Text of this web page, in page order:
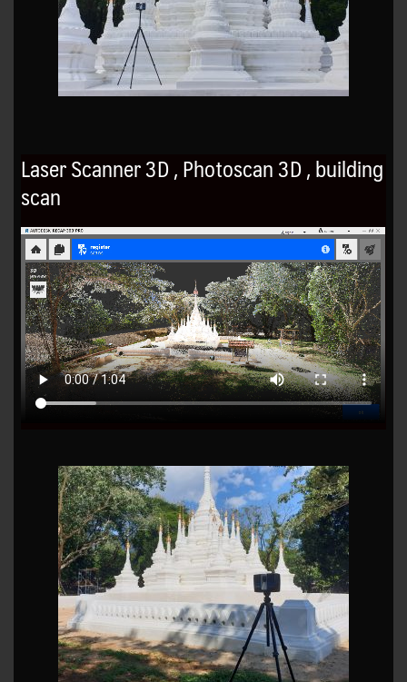
Laser Scanner 3D , Photoscan 3D , building
scan